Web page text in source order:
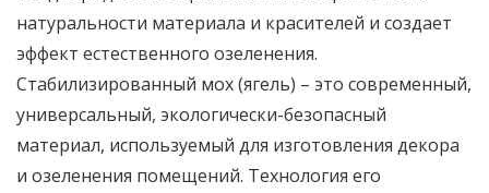
натуральности материала и красителей и создает
эффект естественного озеленения.
Стабилизированный мох (ягель) – это современный,
универсальный, экологически-безопасный
материал, используемый для изготовления декора
и озеленения помещений. Технология его